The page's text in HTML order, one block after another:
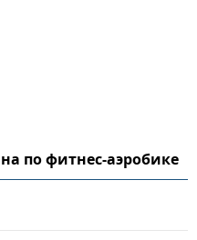
по фитнес-аэробике